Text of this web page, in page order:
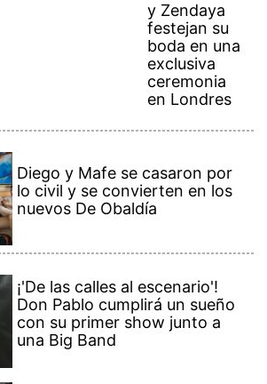
y Zendaya
festejan su
boda en una
exclusiva
ceremonia
en Londres
Diego y Mafe se casaron por
lo civil y se convierten en los
nuevos De Obaldía
¡'De las calles al escenario'!
Don Pablo cumplirá un sueño
con su primer show junto a
una Big Band